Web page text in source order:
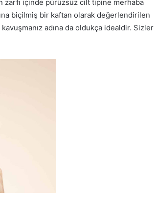
zarfı içinde pürüzsüz cilt tipine merhaba
biçilmiş bir kaftan olarak değerlendirilen
adına da oldukça idealdir. Sizler